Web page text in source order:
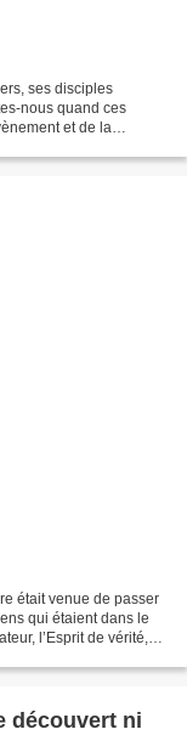
ses disciples
nous quand ces
et de la
était venue de passer
qui étaient dans le
l’Esprit de vérité,
découvert ni